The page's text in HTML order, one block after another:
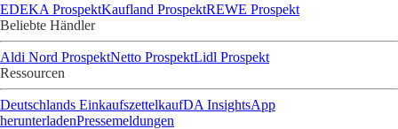
EDEKA ProspektKaufland ProspektREWE Prospekt
Beliebte Händler
Aldi Nord ProspektNetto ProspektLidl Prospekt
Ressourcen
Deutschlands EinkaufszettelkaufDA InsightsApp
herunterladenPressemeldungen